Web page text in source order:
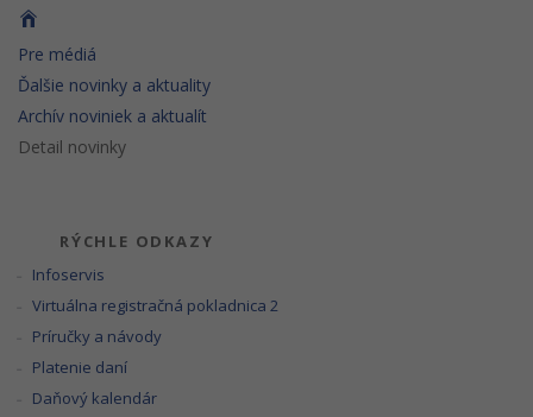
Pre médiá
Ďalšie novinky a aktuality
Archív noviniek a aktualít
Detail novinky
RÝCHLE ODKAZY
Infoservis
Virtuálna registračná pokladnica 2
Príručky a návody
Platenie daní
Daňový kalendár